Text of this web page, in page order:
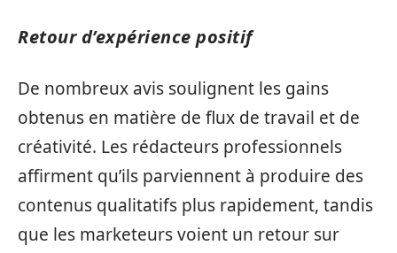
Retour d’expérience positif
De nombreux avis soulignent les gains
obtenus en matière de flux de travail et de
créativité. Les rédacteurs professionnels
affirment qu’ils parviennent à produire des
contenus qualitatifs plus rapidement, tandis
que les marketeurs voient un retour sur